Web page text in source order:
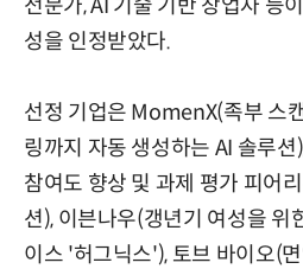
전문가, AI 기술 기반 창업자 등
성을 인정받았다.
선정 기업은 MomenX(족부 스
링까지 자동 생성하는 AI 솔루
참여도 향상 및 과제 평가 피어
션), 이븐나우(갱년기 여성을 위
이스 '허그닉스'), 토브 바이오(